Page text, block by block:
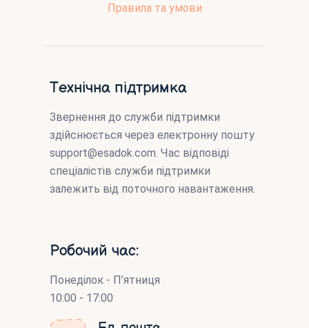
Правила та умови
Технічна підтримка
Звернення до служби підтримки
здійснюється через електронну пошту
support@esadok.com. Час відповіді
спеціалістів служби підтримки
залежить від поточного навантаження.
Робочий час:
Понеділок - П’ятниця
10:00 - 17:00